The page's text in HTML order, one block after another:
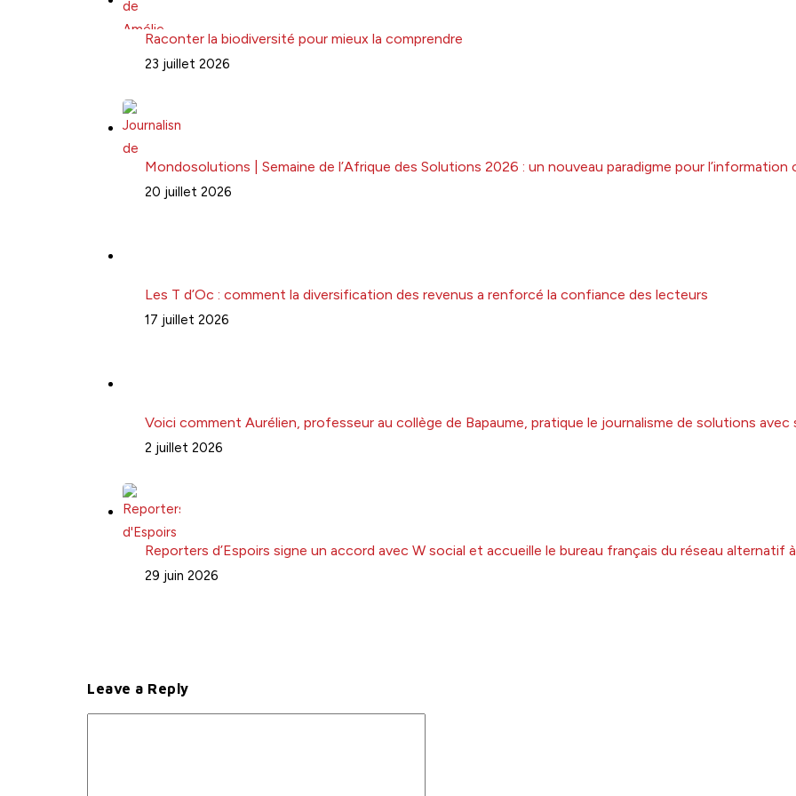
Raconter la biodiversité pour mieux la comprendre
23 juillet 2026
Mondosolutions | Semaine de l’Afrique des Solutions 2026 : un nouveau paradigme pour
20 juillet 2026
Les T d’Oc : comment la diversification des revenus a renforcé la confiance des lecteurs
17 juillet 2026
Voici comment Aurélien, professeur au collège de Bapaume, pratique le journalisme de solutions avec
2 juillet 2026
Reporters d’Espoirs signe un accord avec W social et accueille le bureau français du réseau alternatif
29 juin 2026
Leave a Reply